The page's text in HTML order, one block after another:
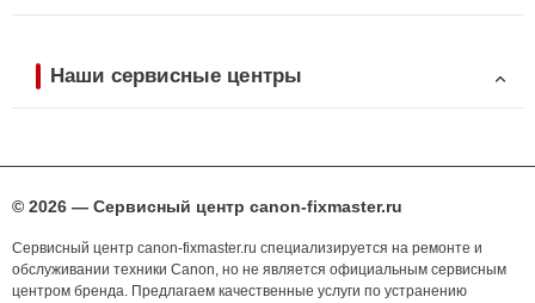
Наши сервисные центры
© 2026 — Сервисный центр canon-fixmaster.ru
Сервисный центр canon-fixmaster.ru специализируется на ремонте и
обслуживании техники Canon, но не является официальным сервисным
центром бренда. Предлагаем качественные услуги по устранению